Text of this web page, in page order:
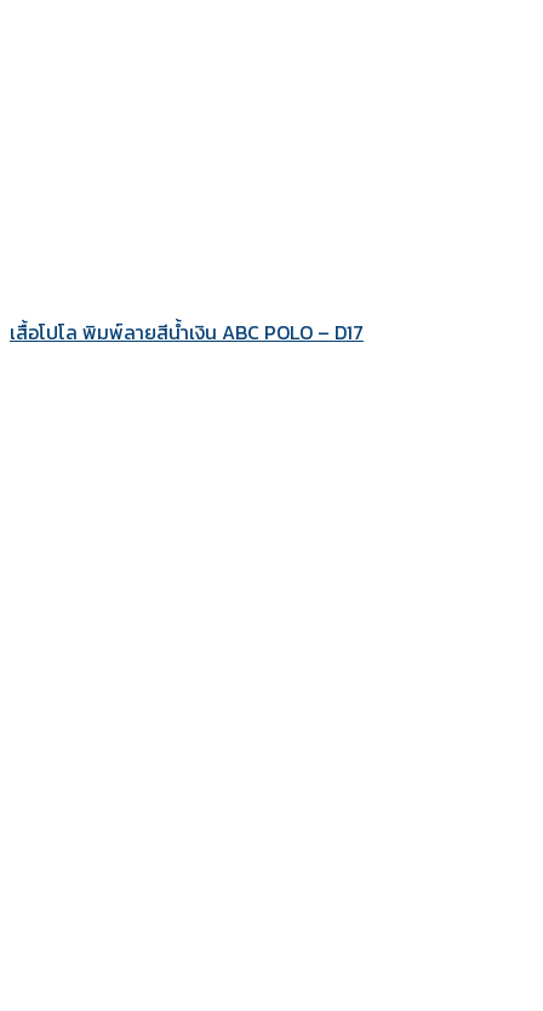
เสื้อโปโล พิมพ์ลายสีน้ำเงิน ABC POLO – D17